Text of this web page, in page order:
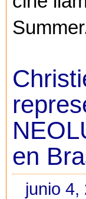
en
junio 4,